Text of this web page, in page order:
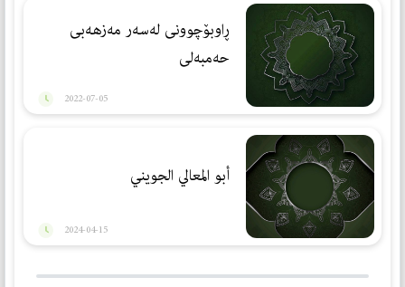
ڕاوبۆچوونی لەسەر مەزهەبی
حەمبەلی
2022-07-05
أبو المعالي الجویني
2024-04-15